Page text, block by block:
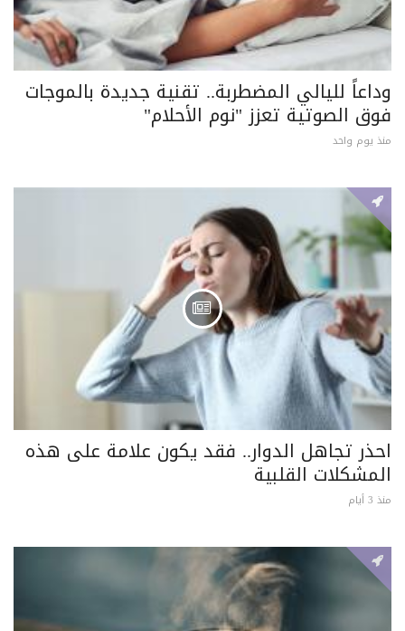
وداعاً لليالي المضطربة.. تقنية جديدة بالموجات
فوق الصوتية تعزز "نوم الأحلام"
منذ يوم واحد
احذر تجاهل الدوار.. فقد يكون علامة على هذه
المشكلات القلبية
منذ 3 أيام